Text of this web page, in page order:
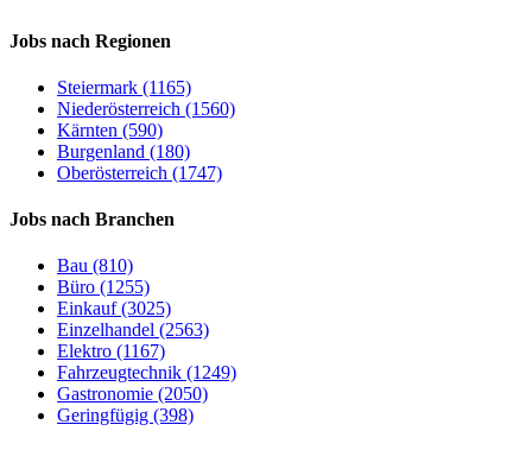
Jobs nach Regionen
Steiermark (1165)
Niederösterreich (1560)
Kärnten (590)
Burgenland (180)
Oberösterreich (1747)
Jobs nach Branchen
Bau (810)
Büro (1255)
Einkauf (3025)
Einzelhandel (2563)
Elektro (1167)
Fahrzeugtechnik (1249)
Gastronomie (2050)
Geringfügig (398)